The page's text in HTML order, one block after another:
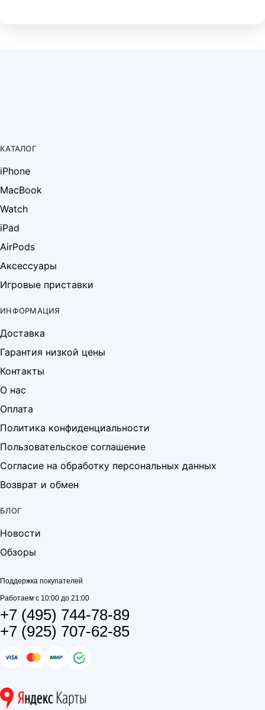
КАТАЛОГ
iPhone
MacBook
Watch
iPad
AirPods
Аксессуары
Игровые приставки
ИНФОРМАЦИЯ
Доставка
Гарантия низкой цены
Контакты
О нас
Оплата
Политика конфиденциальности
Пользовательское соглашение
Согласие на обработку персональных данных
Возврат и обмен
БЛОГ
Новости
Обзоры
Поддержка покупателей
Работаем с 10:00 до 21:00
+7 (495) 744-78-89
+7 (925) 707-62-85